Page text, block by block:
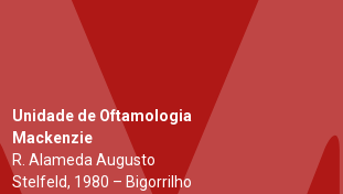
Unidade de Oftamologia
Mackenzie
R. Alameda Augusto
Stelfeld, 1980 – Bigorrilho